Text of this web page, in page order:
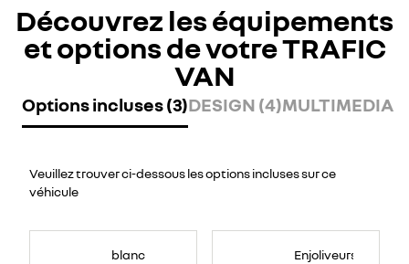
Découvrez les équipements
et options de votre TRAFIC
VAN
Options incluses (3)DESIGN (4)MULTIMEDIA
Veuillez trouver ci-dessous les options incluses sur ce
véhicule
blanc
Enjoliveurs